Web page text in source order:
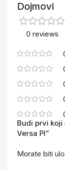
Dojmovi
0 reviews
Budi prvi koji
Versa Pl”
Morate biti